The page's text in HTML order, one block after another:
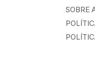
SOBRE